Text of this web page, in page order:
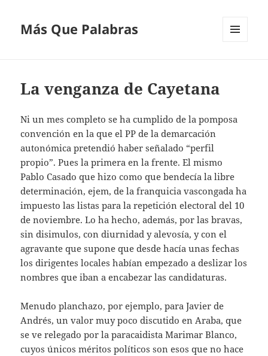
Más Que Palabras
La venganza de Cayetana
Ni un mes completo se ha cumplido de la pomposa
convención en la que el PP de la demarcación
autonómica pretendió haber señalado “perfil
propio”. Pues la primera en la frente. El mismo
Pablo Casado que hizo como que bendecía la libre
determinación, ejem, de la franquicia vascongada ha
impuesto las listas para la repetición electoral del 10
de noviembre. Lo ha hecho, además, por las bravas,
sin disimulos, con diurnidad y alevosía, y con el
agravante que supone que desde hacía unas fechas
los dirigentes locales habían empezado a deslizar los
nombres que iban a encabezar las candidaturas.
Menudo planchazo, por ejemplo, para Javier de
Andrés, un valor muy poco discutido en Araba, que
se ve relegado por la paracaidista Marimar Blanco,
cuyos únicos méritos políticos son esos que no hace